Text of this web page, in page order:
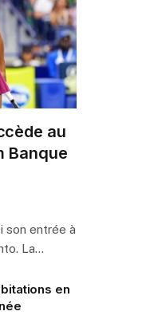
au
Banque
son entrée à
La…
en